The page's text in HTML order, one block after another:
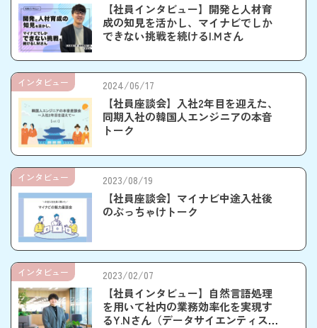
【社員インタビュー】開発と人材育
成の知見を活かし、マイナビでしか
できない挑戦を続けるI.Mさん
2024/06/17
【社員座談会】入社2年目を迎えた、
同期入社の韓国人エンジニアの本音
トーク
インタビュー
2023/08/19
【社員座談会】マイナビ中途入社後
のぶっちゃけトーク
インタビュー
2023/02/07
【社員インタビュー】自然言語処理
を用いて社内の業務効率化を実現す
るY.Nさん（データサイエンティス
インタビュー